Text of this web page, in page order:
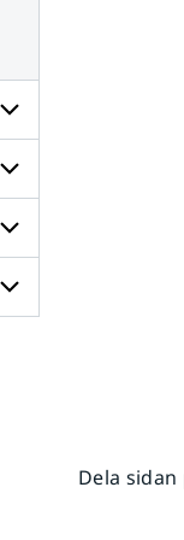
och
till
Dela sidan